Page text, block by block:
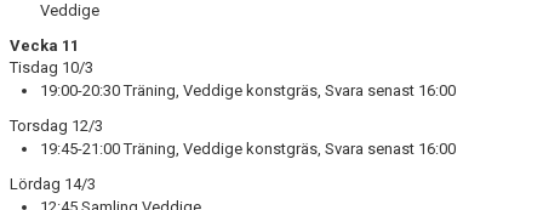
Veddige
Vecka 11
Tisdag 10/3
19:00-20:30 Träning, Veddige konstgräs, Svara senast 16:00
Torsdag 12/3
19:45-21:00 Träning, Veddige konstgräs, Svara senast 16:00
Lördag 14/3